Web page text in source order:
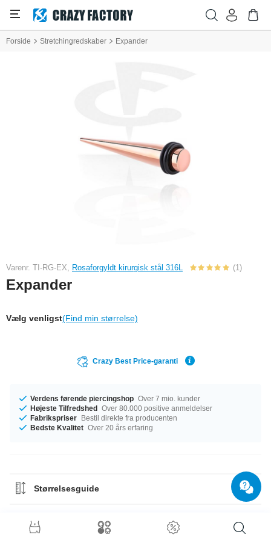
Forside Stretchingredskaber Expander
Varenr. TI-RG-EX, Rosaforgyldt kirurgisk stål 316L (1)
Expander
Vælg venligst(Find min størrelse)
Crazy Best Price-garanti
Verdens førende piercingshop Over 7 mio. kunder
Højeste Tilfredshed Over 80.000 positive anmeldelser
Fabrikspriser Bestil direkte fra producenten
Bedste Kvalitet Over 20 års erfaring
Størrelsesguide
Materiale Guide